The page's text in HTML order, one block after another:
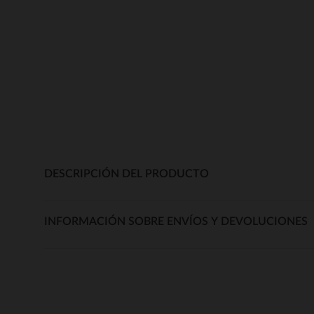
DESCRIPCIÓN DEL PRODUCTO
INFORMACIÓN SOBRE ENVÍOS Y DEVOLUCIONES